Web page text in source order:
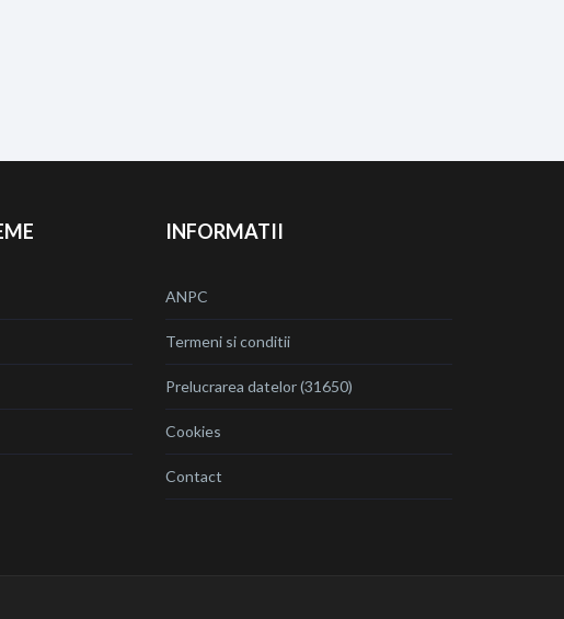
INFORMATII
ANPC
Termeni si conditii
Prelucrarea datelor (31650)
Cookies
Contact